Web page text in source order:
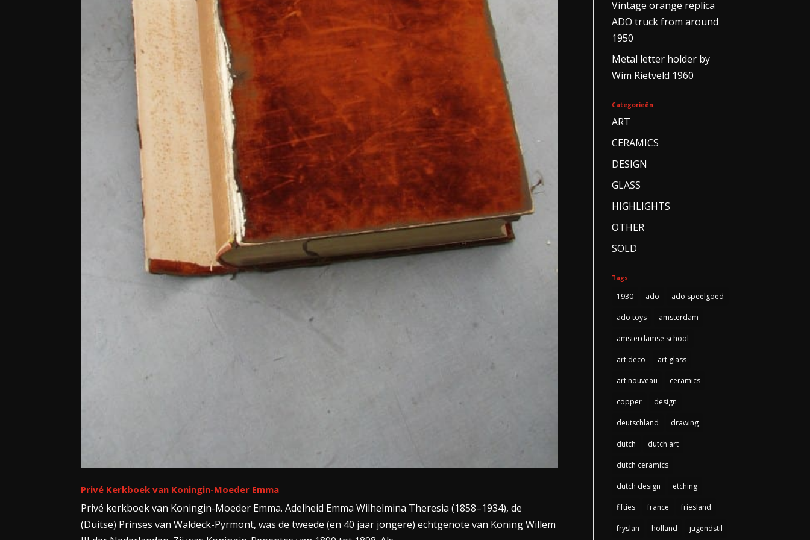
Privé Kerkboek van Koningin-Moeder Emma
Privé kerkboek van Koningin-Moeder Emma. Adelheid Emma Wilhelmina Theresia (1858–1934), de
(Duitse) Prinses van Waldeck-Pyrmont, was de tweede (en 40 jaar jongere) echtgenote van Koning Willem
Vintage orange replica
ADO truck from around
1950
Metal letter holder by
Wim Rietveld 1960
Categorieën
ART
CERAMICS
DESIGN
GLASS
HIGHLIGHTS
OTHER
SOLD
Tags
1930 ado ado speelgoed
ado toys amsterdam
amsterdamse school
art deco art glass
art nouveau ceramics
copper design
deutschland drawing
dutch dutch art
dutch ceramics
dutch design etching
fifties france friesland
fryslan holland jugendstil